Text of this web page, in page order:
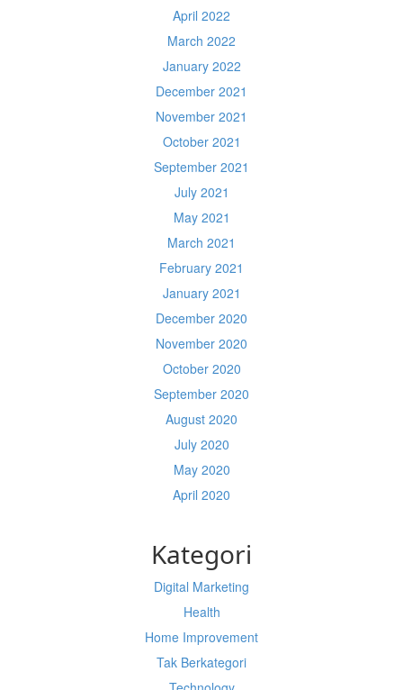
April 2022
March 2022
January 2022
December 2021
November 2021
October 2021
September 2021
July 2021
May 2021
March 2021
February 2021
January 2021
December 2020
November 2020
October 2020
September 2020
August 2020
July 2020
May 2020
April 2020
Kategori
Digital Marketing
Health
Home Improvement
Tak Berkategori